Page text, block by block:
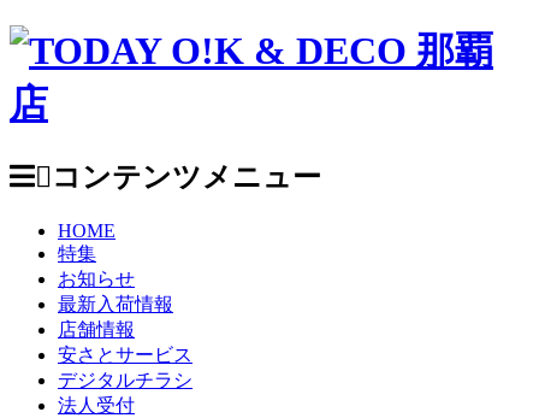
コンテンツメニュー
HOME
特集
お知らせ
最新入荷情報
店舗情報
安さとサービス
デジタルチラシ
法人受付